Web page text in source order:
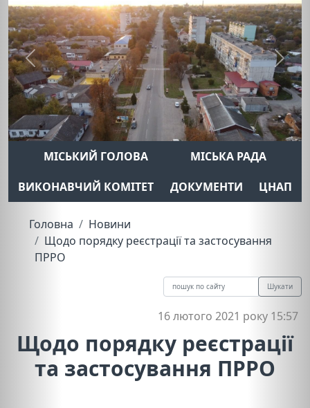
Previous Next
МІСЬКИЙ ГОЛОВА
МІСЬКА РАДА
ВИКОНАВЧИЙ КОМІТЕТ
ДОКУМЕНТИ ЦНАП
Головна
Новини
Щодо порядку реєстрації та застосування
ПРРО
Шукати
16 лютого 2021 року 15:57
Щодо порядку реєстрації
та застосування ПРРО